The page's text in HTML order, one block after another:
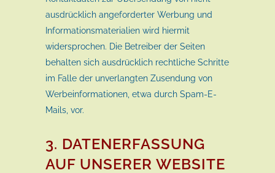
ausdrücklich angeforderter Werbung und
Informationsmaterialien wird hiermit
widersprochen. Die Betreiber der Seiten
behalten sich ausdrücklich rechtliche Schritte
im Falle der unverlangten Zusendung von
Werbeinformationen, etwa durch Spam-E-
Mails, vor.
3. DATENERFASSUNG
AUF UNSERER WEBSITE